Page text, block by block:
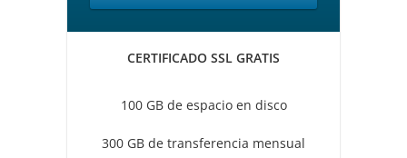
CERTIFICADO SSL GRATIS
100 GB de espacio en disco
300 GB de transferencia mensual